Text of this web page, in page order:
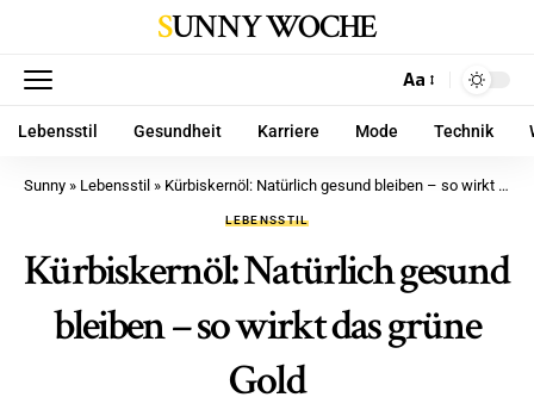
SUNNY WOCHE
Aa
Lebensstil Gesundheit Karriere Mode Technik
Sunny » Lebensstil » Kürbiskernöl: Natürlich gesund bleiben – so wirkt das grüne Gold
LEBENSSTIL
Kürbiskernöl: Natürlich gesund
bleiben – so wirkt das grüne
Gold